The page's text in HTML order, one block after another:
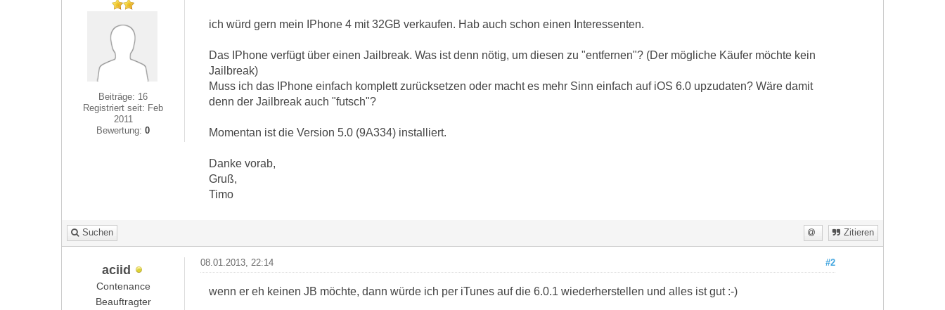
Beiträge: 16
Registriert seit: Feb
2011
Bewertung:0
ich würd gern mein IPhone 4 mit 32GB verkaufen. Hab auch schon einen Interessenten.
Das IPhone verfügt über einen Jailbreak. Was ist denn nötig, um diesen zu "entfernen"? (Der mögliche Käufer möchte kein
Jailbreak)
Muss ich das IPhone einfach komplett zurücksetzen oder macht es mehr Sinn einfach auf iOS 6.0 upzudaten? Wäre damit
denn der Jailbreak auch "futsch"?
Momentan ist die Version 5.0 (9A334) installiert.
Danke vorab,
Gruß,
Timo
Suchen Zitieren
aciid
Contenance
Beauftragter
#2
08.01.2013, 22:14
wenn er eh keinen JB möchte, dann würde ich per iTunes auf die 6.0.1 wiederherstellen und alles ist gut :-)